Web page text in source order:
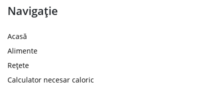
Navigație
Acasă
Alimente
Rețete
Calculator necesar caloric